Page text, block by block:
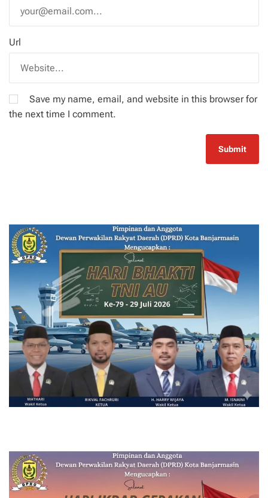
Url
Save my name, email, and website in this browser for
the next time I comment.